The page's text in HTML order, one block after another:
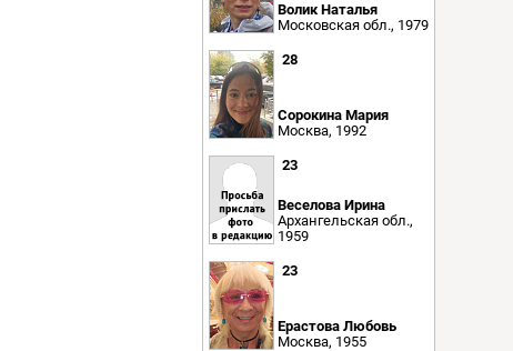
Волик Наталья
Московская обл., 1979
28
Сорокина Мария
Москва, 1992
23
Веселова Ирина
Архангельская обл.,
1959
23
Ерастова Любовь
Москва, 1955